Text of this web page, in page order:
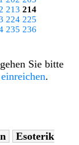
213 214
224 225
235 236
Sie bitte
.
Esoterik